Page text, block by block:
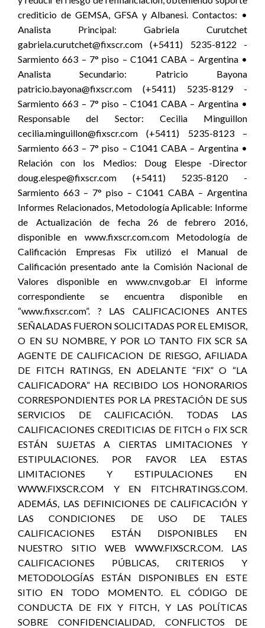
crediticio de GEMSA, GFSA y Albanesi. Contactos: •
Analista Principal: Gabriela Curutchet
gabriela.curutchet@fixscr.com (+5411) 5235-8122 -
Sarmiento 663 – 7° piso – C1041 CABA – Argentina •
Analista Secundario: Patricio Bayona
patricio.bayona@fixscr.com (+5411) 5235-8129 -
Sarmiento 663 – 7° piso – C1041 CABA – Argentina •
Responsable del Sector: Cecilia Minguillon
cecilia.minguillon@fixscr.com (+5411) 5235-8123 –
Sarmiento 663 – 7° piso – C1041 CABA – Argentina •
Relación con los Medios: Doug Elespe -Director
doug.elespe@fixscr.com (+5411) 5235-8120 -
Sarmiento 663 – 7° piso – C1041 CABA – Argentina
Informes Relacionados, Metodología Aplicable: Informe
de Actualización de fecha 26 de febrero 2016,
disponible en www.fixscr.com.com Metodología de
Calificación Empresas Fix utilizó el Manual de
Calificación presentado ante la Comisión Nacional de
Valores disponible en www.cnv.gob.ar El informe
correspondiente se encuentra disponible en
“www.fixscr.com”. ? LAS CALIFICACIONES ANTES
SEÑALADAS FUERON SOLICITADAS POR EL EMISOR,
O EN SU NOMBRE, Y POR LO TANTO FIX SCR SA
AGENTE DE CALIFICACION DE RIESGO, AFILIADA
DE FITCH RATINGS, EN ADELANTE “FIX” O “LA
CALIFICADORA” HA RECIBIDO LOS HONORARIOS
CORRESPONDIENTES POR LA PRESTACIÓN DE SUS
SERVICIOS DE CALIFICACIÓN. TODAS LAS
CALIFICACIONES CREDITICIAS DE FITCH o FIX SCR
ESTÁN SUJETAS A CIERTAS LIMITACIONES Y
ESTIPULACIONES. POR FAVOR LEA ESTAS
LIMITACIONES Y ESTIPULACIONES EN
WWW.FIXSCR.COM Y EN FITCHRATINGS.COM.
ADEMÁS, LAS DEFINICIONES DE CALIFICACIÓN Y
LAS CONDICIONES DE USO DE TALES
CALIFICACIONES ESTÁN DISPONIBLES EN
NUESTRO SITIO WEB WWW.FIXSCR.COM. LAS
CALIFICACIONES PÚBLICAS, CRITERIOS Y
METODOLOGÍAS ESTÁN DISPONIBLES EN ESTE
SITIO EN TODO MOMENTO. EL CÓDIGO DE
CONDUCTA DE FIX Y FITCH, Y LAS POLÍTICAS
SOBRE CONFIDENCIALIDAD, CONFLICTOS DE